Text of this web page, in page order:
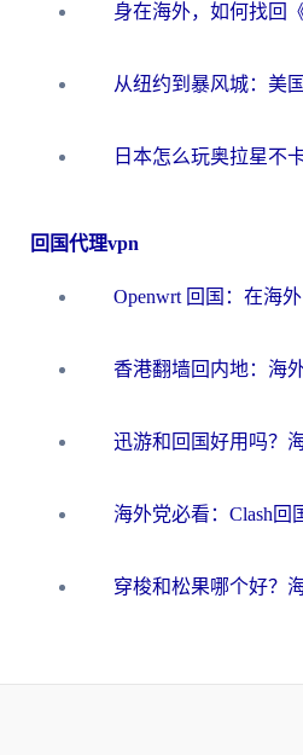
回国代理vpn